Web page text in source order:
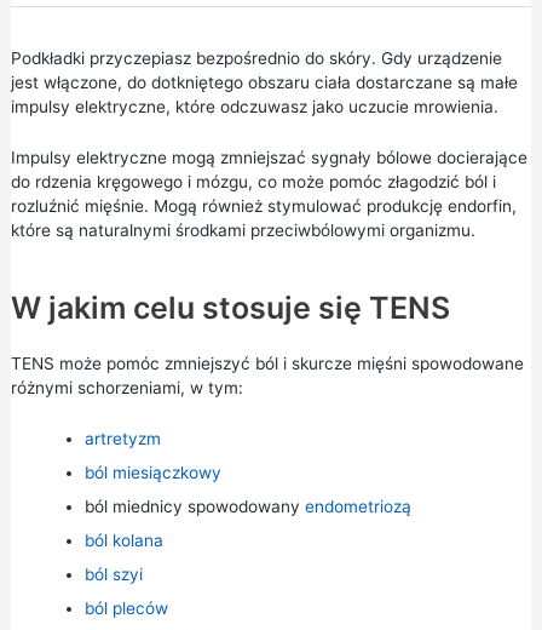
Podkładki przyczepiasz bezpośrednio do skóry. Gdy urządzenie
jest włączone, do dotkniętego obszaru ciała dostarczane są małe
impulsy elektryczne, które odczuwasz jako uczucie mrowienia.
Impulsy elektryczne mogą zmniejszać sygnały bólowe docierające
do rdzenia kręgowego i mózgu, co może pomóc złagodzić ból i
rozluźnić mięśnie. Mogą również stymulować produkcję endorfin,
które są naturalnymi środkami przeciwbólowymi organizmu.
W jakim celu stosuje się TENS
TENS może pomóc zmniejszyć ból i skurcze mięśni spowodowane
różnymi schorzeniami, w tym:
artretyzm
ból miesiączkowy
ból miednicy spowodowany endometriozą
ból kolana
ból szyi
ból pleców